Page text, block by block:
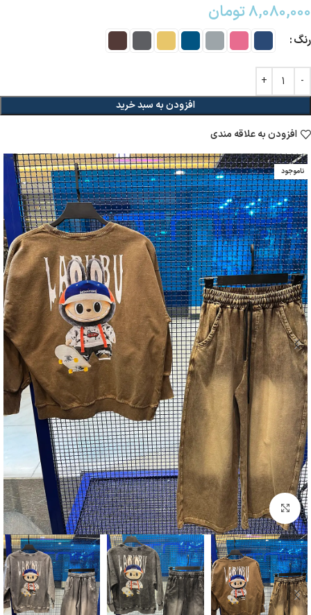
۸,۰۸۰,۰۰۰تومان
رنگ
افزودن به سبد خرید
افزودن به علاقه مندی
ناموجود
بزرگنمایی تصویر